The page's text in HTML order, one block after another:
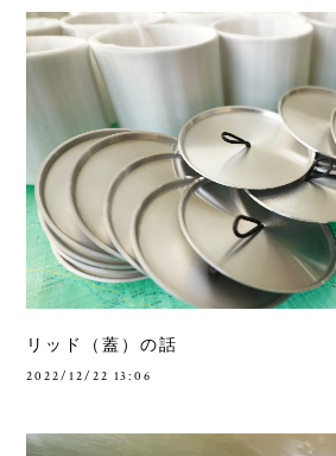
リッド（蓋）の話
2022/12/22 13:06